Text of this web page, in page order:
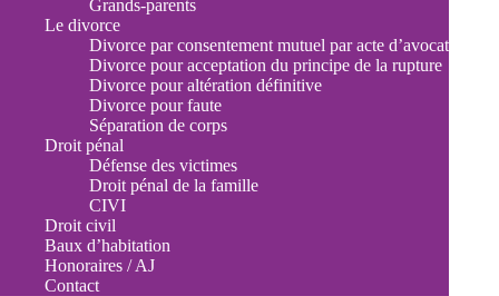
Grands-parents
Le divorce
Divorce par consentement mutuel par acte d’avocat
Divorce pour acceptation du principe de la rupture
Divorce pour altération définitive
Divorce pour faute
Séparation de corps
Droit pénal
Défense des victimes
Droit pénal de la famille
CIVI
Droit civil
Baux d’habitation
Honoraires / AJ
Contact
9 Avenue de la Libération
13120 Gardanne
Contactez-moi